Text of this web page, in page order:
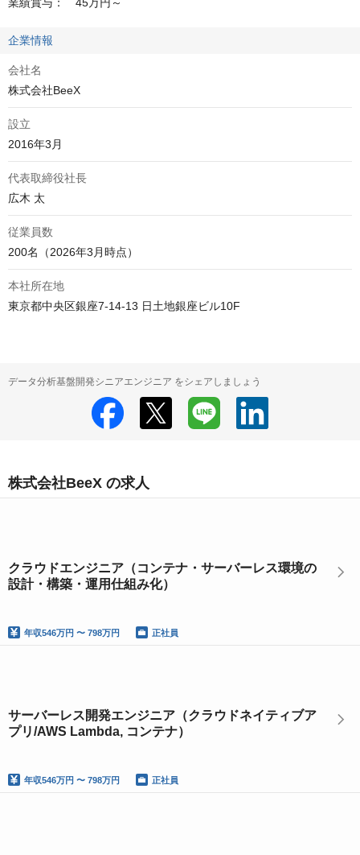
企業情報
会社名
株式会社BeeX
設立
2016年3月
代表取締役社長
広木 太
従業員数
200名（2026年3月時点）
本社所在地
東京都中央区銀座7-14-13 日土地銀座ビル10F
データ分析基盤開発シニアエンジニア をシェアしましょう
株式会社BeeX の求人
クラウドエンジニア（コンテナ・サーバーレス環境の
設計・構築・運用仕組み化）
年収546万円 〜 798万円 正社員
サーバーレス開発エンジニア（クラウドネイティブア
プリ/AWS Lambda, コンテナ）
年収546万円 〜 798万円 正社員